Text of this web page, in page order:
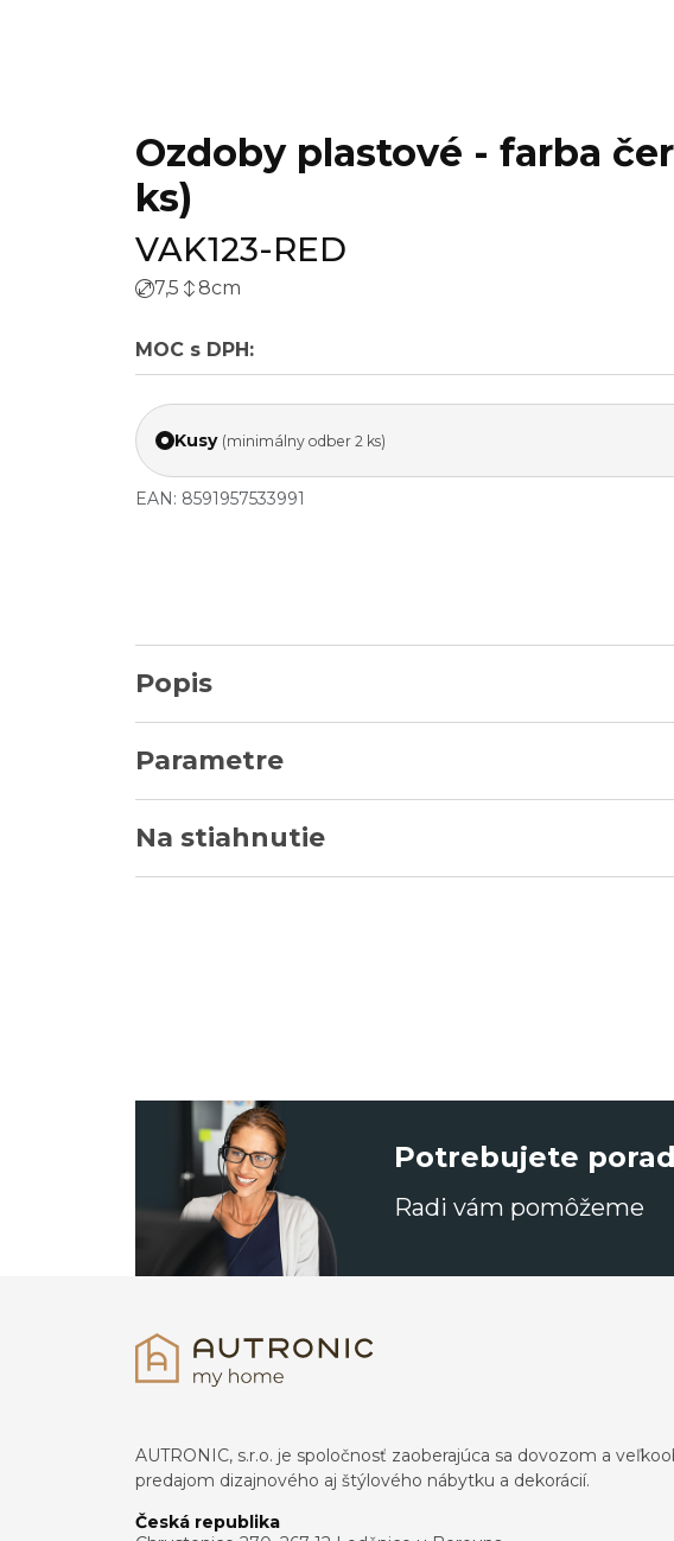
Ozdoby plastové - farba
ks)
VAK123-RED
7,5 8cm
MOC s DPH:
Kusy (minimálny odber 2 ks)
EAN: 8591957533991
Popis
Parametre
Na stiahnutie
Potrebujete
Radi vám pomôžeme
AUTRONIC, s.r.o. je spoločnosť zaoberajúca sa dovozom a
predajom dizajnového aj štýlového nábytku a dekorácií.
Česká republika